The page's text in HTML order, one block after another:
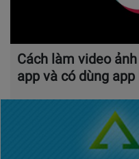
Cách làm video
app và có dùng